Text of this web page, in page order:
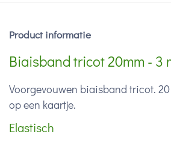
Product informatie
Biaisband tricot 20mm - 3
Voorgevouwen biaisband tricot.
op een kaartje.
Elastisch